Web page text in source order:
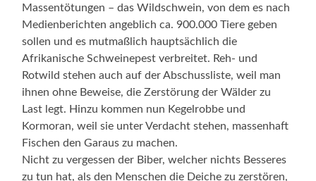
Massentötungen – das Wildschwein, von dem es nach
Medienberichten angeblich ca. 900.000 Tiere geben
sollen und es mutmaßlich hauptsächlich die
Afrikanische Schweinepest verbreitet. Reh- und
Rotwild stehen auch auf der Abschussliste, weil man
ihnen ohne Beweise, die Zerstörung der Wälder zu
Last legt. Hinzu kommen nun Kegelrobbe und
Kormoran, weil sie unter Verdacht stehen, massenhaft
Fischen den Garaus zu machen.
Nicht zu vergessen der Biber, welcher nichts Besseres
zu tun hat, als den Menschen die Deiche zu zerstören,